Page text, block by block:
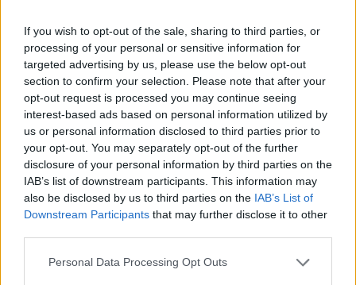
If you wish to opt-out of the sale, sharing to third parties, or
processing of your personal or sensitive information for
targeted advertising by us, please use the below opt-out
section to confirm your selection. Please note that after your
opt-out request is processed you may continue seeing
interest-based ads based on personal information utilized by
us or personal information disclosed to third parties prior to
your opt-out. You may separately opt-out of the further
disclosure of your personal information by third parties on the
IAB’s list of downstream participants. This information may
also be disclosed by us to third parties on the IAB’s List of
Downstream Participants that may further disclose it to other
Personal Data Processing Opt Outs
Los narodu żydowskiego jest losem trudnym,
co zostało także uchwycone w literaturze.
Historia Żydów jest także nierozłącznie
spleciona z Polską, dlatego też motyw tego
narodu często pojawia się w dziełach
polskich autorów, zajmuje w nich wiele